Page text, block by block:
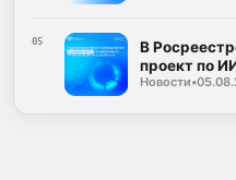
05
В
проект по
Новости•